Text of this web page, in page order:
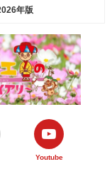
年版
Youtube